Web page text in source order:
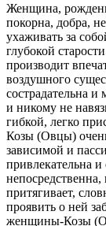
Женщина,
покорна, добра,
ухаживать за
глубокой
производит
воздушного
сострадательна и
и никому не
гибкой, легко
Козы (Овцы)
зависимой и
привлекательна
притягивает,
проявить о ней
женщины-Козы